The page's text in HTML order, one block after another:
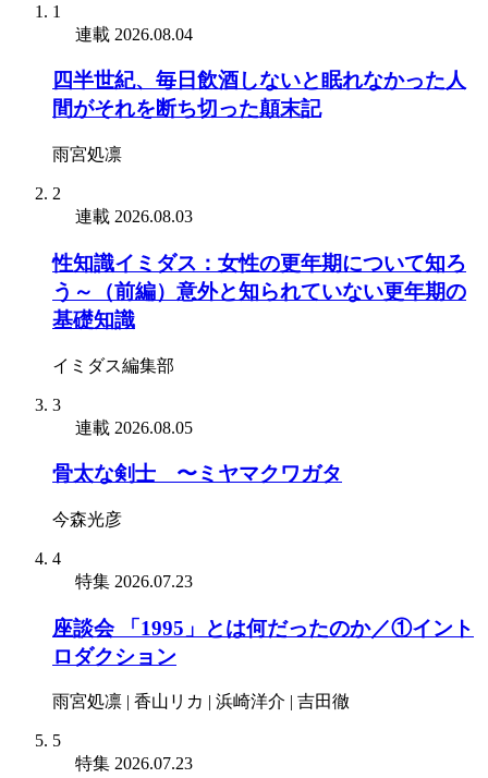
1
連載 2026.08.04
四半世紀、毎日飲酒しないと眠れなかった人
間がそれを断ち切った顛末記
雨宮処凛
2
連載 2026.08.03
性知識イミダス：女性の更年期について知ろ
う～（前編）意外と知られていない更年期の
基礎知識
イミダス編集部
3
連載 2026.08.05
骨太な剣士 〜ミヤマクワガタ
今森光彦
4
特集 2026.07.23
座談会 「1995」とは何だったのか／①イント
ロダクション
雨宮処凛 | 香山リカ | 浜崎洋介 | 吉田徹
5
特集 2026.07.23